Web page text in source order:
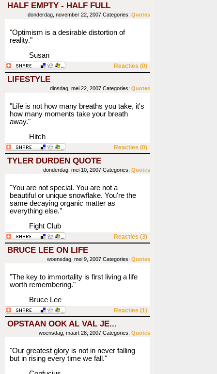
HALF EMPTY - HALF FULL
donderdag, november 22, 2007 Categories: Quotes
"Optimism is a desirable distortion of
reality."
Susan
Reacties (0)
LIFESTYLE
dinsdag, mei 22, 2007 Categories: Quotes
"Life is not how many breaths you take, it's
how many moments take your breath
away."
Hitch
Reacties (0)
TYLER DURDEN QUOTE
donderdag, mei 10, 2007 Categories: Quotes
"You are not special. You are not a
beautiful or unique snowflake. You're the
same decaying organic matter as
everything else."
Fight Club
Reacties (3)
BRUCE LEE ON LIFE
woensdag, mei 9, 2007 Categories: Quotes
"The key to immortality is first living a life
worth remembering."
Bruce Lee
Reacties (1)
OPSTAAN OOK AL VAL JE...
woensdag, maart 28, 2007 Categories: Quotes
"Our greatest glory is not in never falling
but in rising every time we fall."